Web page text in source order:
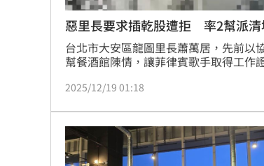
惡里長要求插乾股遭拒 率2幫派清
台北市大安區龍圖里長蕭萬居，先前以
幫餐酒館陳情，讓菲律賓歌手取得工作
吳姓負責人及閻姓股東回絕後，蕭萬居竟
訴蕭萬居等4人。
2025/12/19 01:18